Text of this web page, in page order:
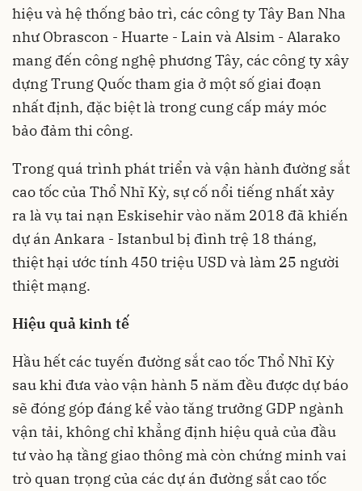
hiệu và hệ thống bảo trì, các công ty Tây Ban Nha
như Obrascon - Huarte - Lain và Alsim - Alarako
mang đến công nghệ phương Tây, các công ty xây
dựng Trung Quốc tham gia ở một số giai đoạn
nhất định, đặc biệt là trong cung cấp máy móc
bảo đảm thi công.
Trong quá trình phát triển và vận hành đường sắt
cao tốc của Thổ Nhĩ Kỳ, sự cố nổi tiếng nhất xảy
ra là vụ tai nạn Eskisehir vào năm 2018 đã khiến
dự án Ankara - Istanbul bị đình trệ 18 tháng,
thiệt hại ước tính 450 triệu USD và làm 25 người
thiệt mạng.
Hiệu quả kinh tế
Hầu hết các tuyến đường sắt cao tốc Thổ Nhĩ Kỳ
sau khi đưa vào vận hành 5 năm đều được dự báo
sẽ đóng góp đáng kể vào tăng trưởng GDP ngành
vận tải, không chỉ khẳng định hiệu quả của đầu
tư vào hạ tầng giao thông mà còn chứng minh vai
trò quan trọng của các dự án đường sắt cao tốc